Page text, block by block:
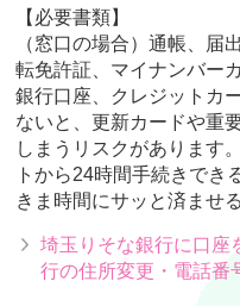
【必要書類】
（窓口の場合）通帳、届
転免許証、マイナンバー
銀行口座、クレジットカ
ないと、更新カードや重
しまうリスクがあります
トから24時間手続きでき
きま時間にサッと済ませ
埼玉りそな銀行に口座
行の住所変更・電話番